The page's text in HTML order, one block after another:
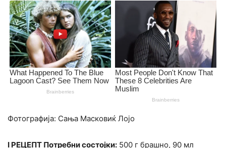
Фотографија: Сања Масковиќ Лојо
I РЕЦЕПТ Потребни состојки: 500 г брашно, 90 мл